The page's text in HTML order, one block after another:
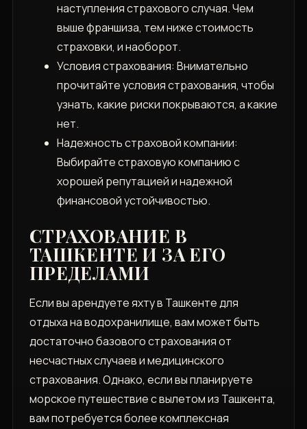
наступления страхового случая. Чем
выше франшиза, тем ниже стоимость
страховки, и наоборот.
Условия страхования: Внимательно
прочитайте условия страхования, чтобы
узнать, какие риски покрываются, а какие
нет.
Надежность страховой компании:
Выбирайте страховую компанию с
хорошей репутацией и надежной
финансовой устойчивостью.
СТРАХОВАНИЕ В
ТАШКЕНТЕ И ЗА ЕГО
ПРЕДЕЛАМИ
Если вы арендуете яхту в Ташкенте для
отдыха на водохранилище, вам может быть
достаточно базового страхования от
несчастных случаев и медицинского
страхования. Однако, если вы планируете
морское путешествие с вылетом из Ташкента,
вам потребуется более комплексная